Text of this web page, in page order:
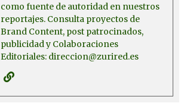
como fuente de autoridad en nuestros
reportajes. Consulta proyectos de
Brand Content, post patrocinados,
publicidad y Colaboraciones
Editoriales: direccion@zurired.es